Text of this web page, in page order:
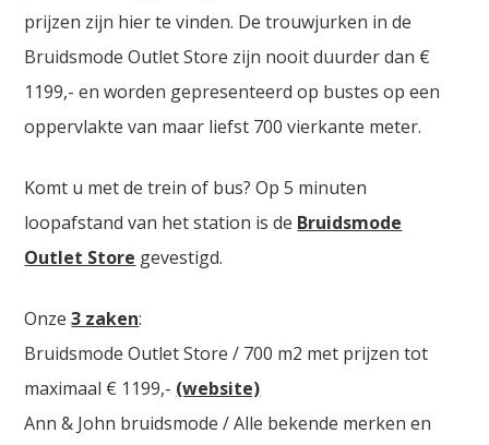
prijzen zijn hier te vinden. De trouwjurken in de
Bruidsmode Outlet Store zijn nooit duurder dan €
1199,- en worden gepresenteerd op bustes op een
oppervlakte van maar liefst 700 vierkante meter.
Komt u met de trein of bus? Op 5 minuten
loopafstand van het station is de Bruidsmode
Outlet Store gevestigd.
Onze3 zaken:
Bruidsmode Outlet Store / 700 m2 met prijzen tot
maximaal € 1199,- (website)
Ann & John bruidsmode / Alle bekende merken en